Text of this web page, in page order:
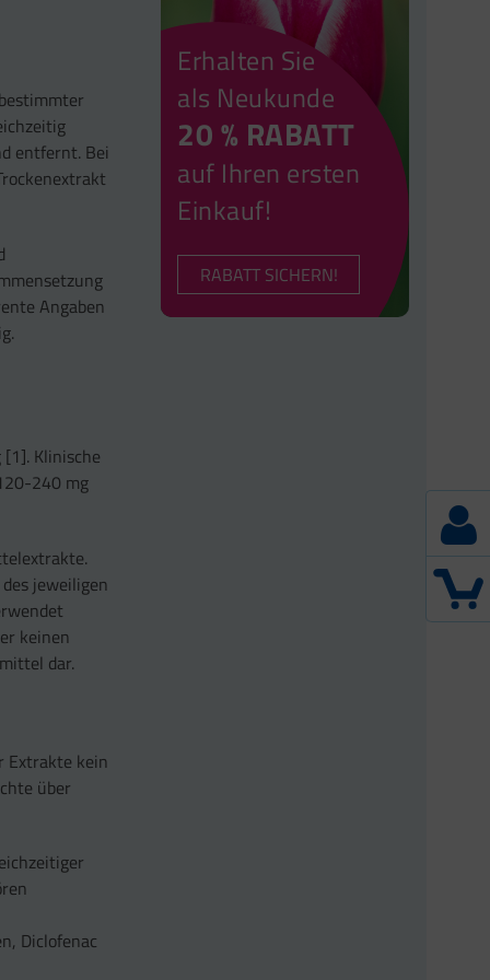
entfernt. Bei
Angaben
Klinische
240 mg
jeweiligen
keinen
dar.
Extrakte kein
über
Diclofenac
Erhalten Sie
als Neukunde
20 % RABATT
auf Ihren ersten
Einkauf!
RABATT SICHERN!